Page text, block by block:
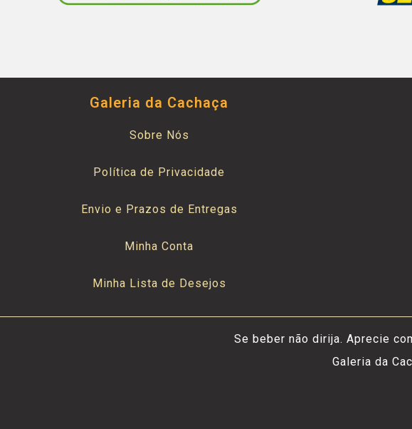
Galeria da Cachaça
Sobre Nós
Política de Privacidade
Envio e Prazos de Entregas
Minha Conta
Minha Lista de Desejos
Se beber não dirija. Aprecie
Galeria da